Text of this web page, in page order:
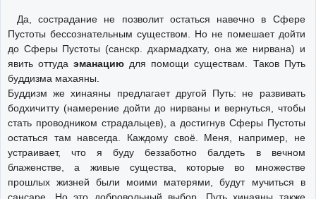
Да, сострадание не позволит остаться навечно в Сфере
Пустоты бессознательным существом. Но не помешает дойти
до Сферы Пустоты (санскр. дхармадхату, она же нирвана) и
явить оттудаэманацию для помощи существам. Таков Путь
буддизма махаяны.
Буддизм же хинаяны предлагает другой Путь: не развивать
бодхичитту (намерение дойти до нирваны и вернуться, чтобы
стать проводником страдальцев), а достигнув Сферы Пустоты
остаться там навсегда. Каждому своё. Меня, например, не
устраивает, что я буду беззаботно балдеть в вечном
блаженстве, а живые существа, которые во множестве
прошлых жизней были моими матерями, будут мучиться в
сансаре. Но это добровольный выбор, Путь хинаяны также